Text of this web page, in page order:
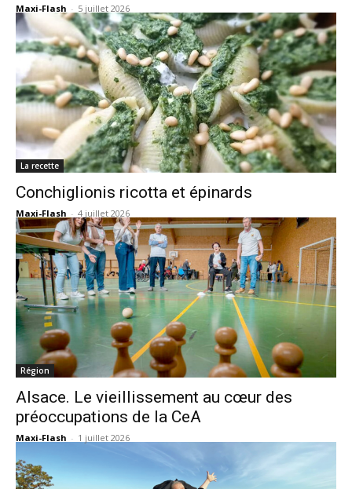
Maxi-Flash - 5 juillet 2026
La recette
Conchiglionis ricotta et épinards
Maxi-Flash - 4 juillet 2026
Région
Alsace. Le vieillissement au cœur des
préoccupations de la CeA
Maxi-Flash - 1 juillet 2026